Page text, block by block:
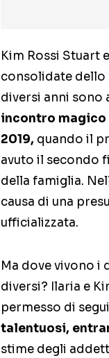
Kim Rossi Stuart
consolidate dello
diversi anni sono
incontro magico
2019, quando il
avuto il secondo
della famiglia.
causa di una
ufficializzata.
Ma dove vivono i
diversi? Ilaria e
permesso di
talentuosi,
stime degli